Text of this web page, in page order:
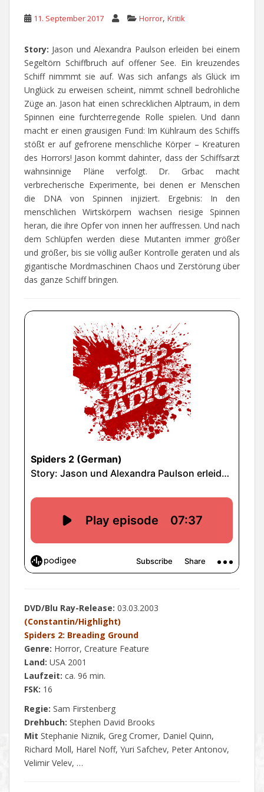
11. September 2017 Horror, Kritik
Story: Jason und Alexandra Paulson erleiden bei einem
Segeltörn Schiffbruch auf offener See. Ein kreuzendes
Schiff nimmmt sie auf. Was sich anfangs als Glück im
Unglück zu erweisen scheint, nimmt schnell bedrohliche
Züge an. Jason hat einen schrecklichen Alptraum, in dem
Spinnen eine furchterregende Rolle spielen. Und dann
macht er einen grausigen Fund: Im Kühlraum des Schiffs
stößt er auf gefrorene menschliche Körper – Kreaturen
des Horrors! Jason kommt dahinter, dass der Schiffsarzt
wahnsinnige Pläne verfolgt. Dr. Grbac macht
verbrecherische Experimente, bei denen er Menschen
die DNA von Spinnen injiziert. Ergebnis: In den
menschlichen Wirtskörpern wachsen riesige Spinnen
heran, die ihre Opfer von innen her auffressen. Und nach
dem Schlüpfen werden diese Mutanten immer größer
und größer, bis sie völlig außer Kontrolle geraten und als
gigantische Mordmaschinen Chaos und Zerstörung über
das ganze Schiff bringen.
DVD/Blu Ray-Release: 03.03.2003
(Constantin/Highlight)
Spiders 2: Breading Ground
Genre: Horror, Creature Feature
Land: USA 2001
Laufzeit: ca. 96 min.
FSK: 16
Regie: Sam Firstenberg
Drehbuch: Stephen David Brooks
Mit Stephanie Niznik, Greg Cromer, Daniel Quinn,
Richard Moll, Harel Noff, Yuri Safchev, Peter Antonov,
Velimir Velev, …